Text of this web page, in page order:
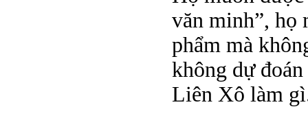
văn minh”, họ
phẩm mà
không dự
Liên Xô làm